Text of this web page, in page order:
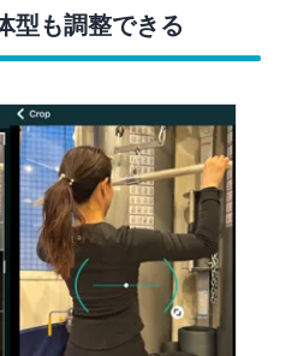
型も調整できる